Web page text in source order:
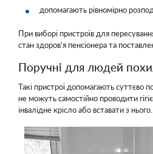
допомагають рівномірно
При виборі пристроїв для
стан здоров'я пенсіонера та
Поручні для людей
Такі пристрої допомагають суттєво
не можуть самостійно проводити
інвалідне крісло або вставати з нього.